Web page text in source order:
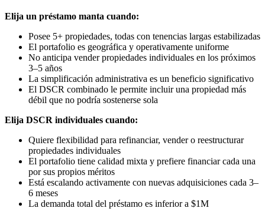
Elija un préstamo manta cuando:
Posee 5+ propiedades, todas con tenencias largas estabilizadas
El portafolio es geográfica y operativamente uniforme
No anticipa vender propiedades individuales en los próximos
3–5 años
La simplificación administrativa es un beneficio significativo
El DSCR combinado le permite incluir una propiedad más
débil que no podría sostenerse sola
Elija DSCR individuales cuando:
Quiere flexibilidad para refinanciar, vender o reestructurar
propiedades individuales
El portafolio tiene calidad mixta y prefiere financiar cada una
por sus propios méritos
Está escalando activamente con nuevas adquisiciones cada 3–
6 meses
La demanda total del préstamo es inferior a $1M